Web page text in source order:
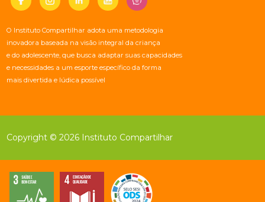
O Instituto Compartilhar adota uma metodologia
inovadora baseada na visão integral da criança
e do adolescente, que busca adaptar suas capacidades
e necessidades a um esporte específico da forma
mais divertida e lúdica possível
Copyright © 2026 Instituto Compartilhar